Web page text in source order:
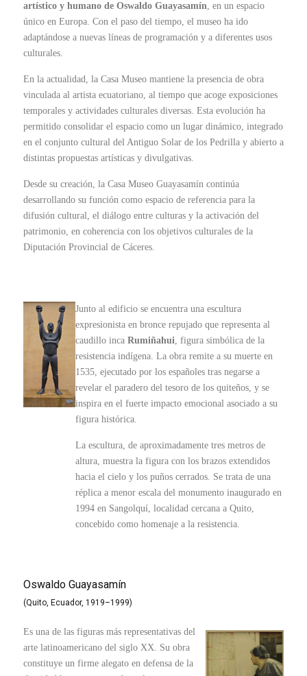
artístico y humano de Oswaldo Guayasamín, en un espacio
único en Europa. Con el paso del tiempo, el museo ha ido
adaptándose a nuevas líneas de programación y a diferentes usos
culturales.
En la actualidad, la Casa Museo mantiene la presencia de obra
vinculada al artista ecuatoriano, al tiempo que acoge exposiciones
temporales y actividades culturales diversas. Esta evolución ha
permitido consolidar el espacio como un lugar dinámico, integrado
en el conjunto cultural del Antiguo Solar de los Pedrilla y abierto a
distintas propuestas artísticas y divulgativas.
Desde su creación, la Casa Museo Guayasamín continúa
desarrollando su función como espacio de referencia para la
difusión cultural, el diálogo entre culturas y la activación del
patrimonio, en coherencia con los objetivos culturales de la
Diputación Provincial de Cáceres.
Junto al edificio se encuentra una escultura
expresionista en bronce repujado que representa al
caudillo inca Rumiñahui, figura simbólica de la
resistencia indígena. La obra remite a su muerte en
1535, ejecutado por los españoles tras negarse a
revelar el paradero del tesoro de los quiteños, y se
inspira en el fuerte impacto emocional asociado a su
figura histórica.
La escultura, de aproximadamente tres metros de
altura, muestra la figura con los brazos extendidos
hacia el cielo y los puños cerrados. Se trata de una
réplica a menor escala del monumento inaugurado en
1994 en Sangolquí, localidad cercana a Quito,
concebido como homenaje a la resistencia.
Oswaldo Guayasamín
(Quito, Ecuador, 1919–1999)
Es una de las figuras más representativas del
arte latinoamericano del siglo XX. Su obra
constituye un firme alegato en defensa de la